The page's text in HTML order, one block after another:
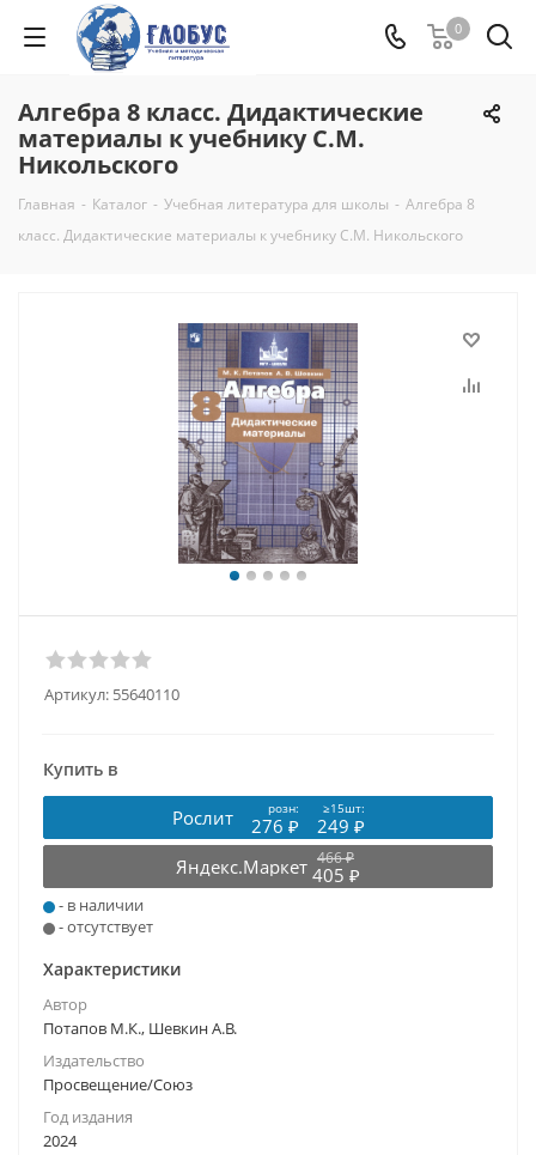
0
Алгебра 8 класс. Дидактические
материалы к учебнику С.М.
Никольского
Главная - Каталог - Учебная литература для школы - Алгебра 8
класс. Дидактические материалы к учебнику С.М. Никольского
Артикул: 55640110
Купить в
Рослит розн: ≥15шт:
276 ₽
249 ₽
Яндекс.Маркет 466 ₽
405 ₽
- в наличии
- отсутствует
Характеристики
Автор
Потапов М.К., Шевкин А.В.
Издательство
Просвещение/Союз
Год издания
2024